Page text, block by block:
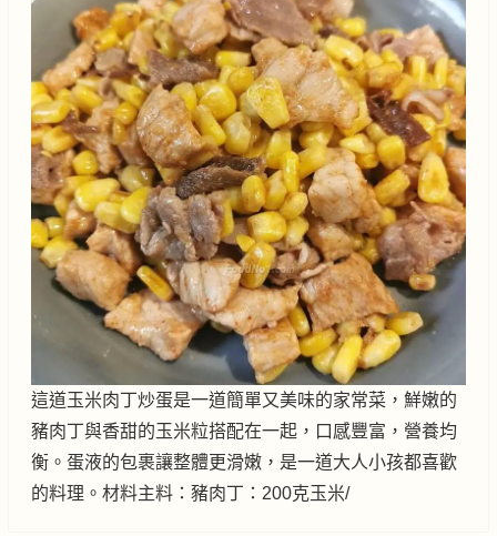
這道玉米肉丁炒蛋是一道簡單又美味的家常菜，鮮嫩的
豬肉丁與香甜的玉米粒搭配在一起，口感豐富，營養均
衡。蛋液的包裹讓整體更滑嫩，是一道大人小孩都喜歡
的料理。材料主料：豬肉丁：200克玉米/